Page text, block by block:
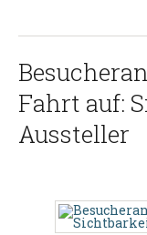
Fahrt auf:
Aussteller